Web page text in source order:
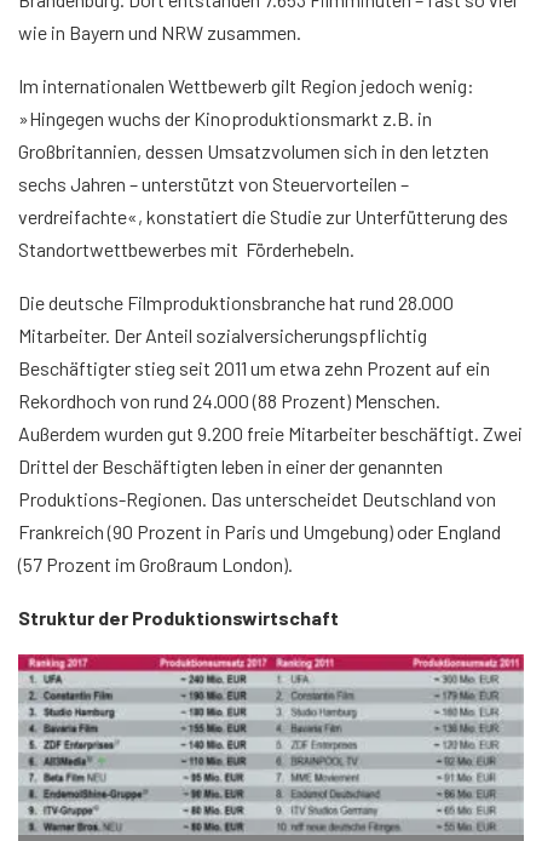
wie in Bayern und NRW zusammen.
Im internationalen Wettbewerb gilt Region jedoch wenig:
»Hingegen wuchs der Kinoproduktionsmarkt z.B. in
Großbritannien, dessen Umsatzvolumen sich in den letzten
sechs Jahren – unterstützt von Steuervorteilen –
verdreifachte«, konstatiert die Studie zur Unterfütterung des
Standortwettbewerbes mit Förderhebeln.
Die deutsche Filmproduktionsbranche hat rund 28.000
Mitarbeiter. Der Anteil sozialversicherungspflichtig
Beschäftigter stieg seit 2011 um etwa zehn Prozent auf ein
Rekordhoch von rund 24.000 (88 Prozent) Menschen.
Außerdem wurden gut 9.200 freie Mitarbeiter beschäftigt. Zwei
Drittel der Beschäftigten leben in einer der genannten
Produktions-Regionen. Das unterscheidet Deutschland von
Frankreich (90 Prozent in Paris und Umgebung) oder England
(57 Prozent im Großraum London).
Struktur der Produktionswirtschaft